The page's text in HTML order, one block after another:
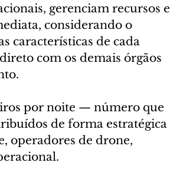
gerenciam recursos e
considerando o
características de cada
com os demais órgãos
por noite — número que
de forma estratégica
operadores de drone,